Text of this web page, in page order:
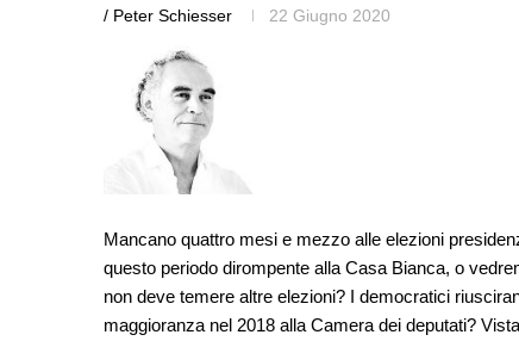
/ Peter Schiesser 22 Giugno 2020
Mancano quattro mesi e mezzo alle elezioni
questo periodo dirompente alla Casa Bianca, o
non deve temere altre elezioni? I democratici
maggioranza nel 2018 alla Camera dei deputati?